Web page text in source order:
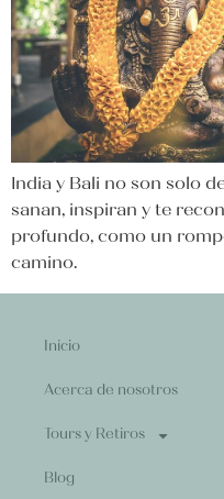
India y Bali no son solo
sanan, inspiran y te
profundo, como un
camino.
Inicio
Acerca de nosotros
Tours y Retiros
Blog